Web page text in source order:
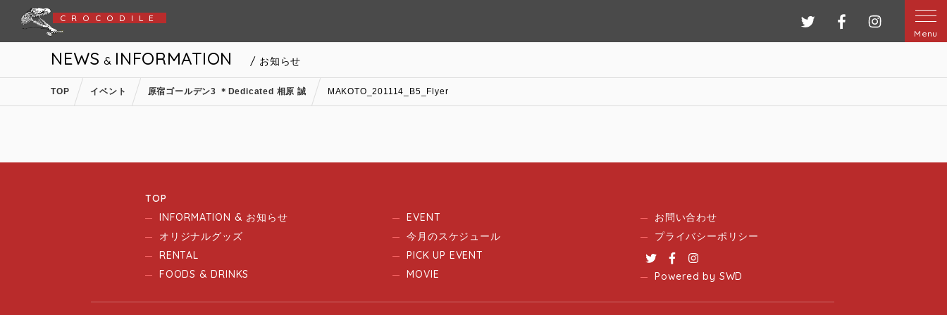
CROCODILE ツイッターフェイスブック
インスタグ
Menu
NEWS & INFORMATION / お知らせ
TOP イベント 原宿ゴールデン3 ＊Dedicated 相原 誠 MAKOTO_201114_B5_Flyer
TOP
INFORMATION & お知らせ
オリジナルグッズ
RENTAL
FOODS & DRINKS
EVENT
今月のスケジュール
PICK UP EVENT
MOVIE
お問い合わせ
プライバシーポリシー
TwitterFacebook
Powered by SWD